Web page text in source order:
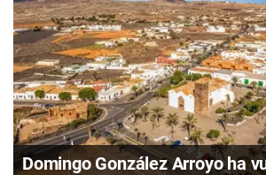
Domingo González Arroyo ha